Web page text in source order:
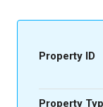
Property ID
Property